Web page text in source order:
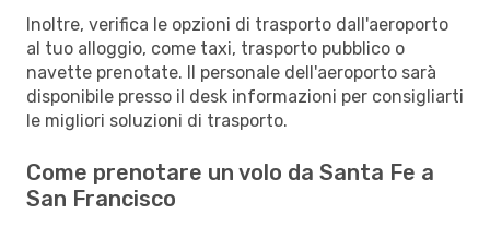
Inoltre, verifica le opzioni di trasporto dall'aeroporto
al tuo alloggio, come taxi, trasporto pubblico o
navette prenotate. Il personale dell'aeroporto sarà
disponibile presso il desk informazioni per consigliarti
le migliori soluzioni di trasporto.
Come prenotare un volo da Santa Fe a
San Francisco